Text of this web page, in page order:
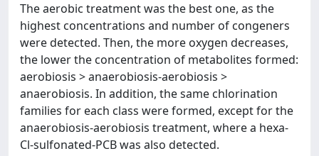
The aerobic treatment was the best one, as the
highest concentrations and number of congeners
were detected. Then, the more oxygen decreases,
the lower the concentration of metabolites formed:
aerobiosis > anaerobiosis-aerobiosis >
anaerobiosis. In addition, the same chlorination
families for each class were formed, except for the
anaerobiosis-aerobiosis treatment, where a hexa-
Cl-sulfonated-PCB was also detected.